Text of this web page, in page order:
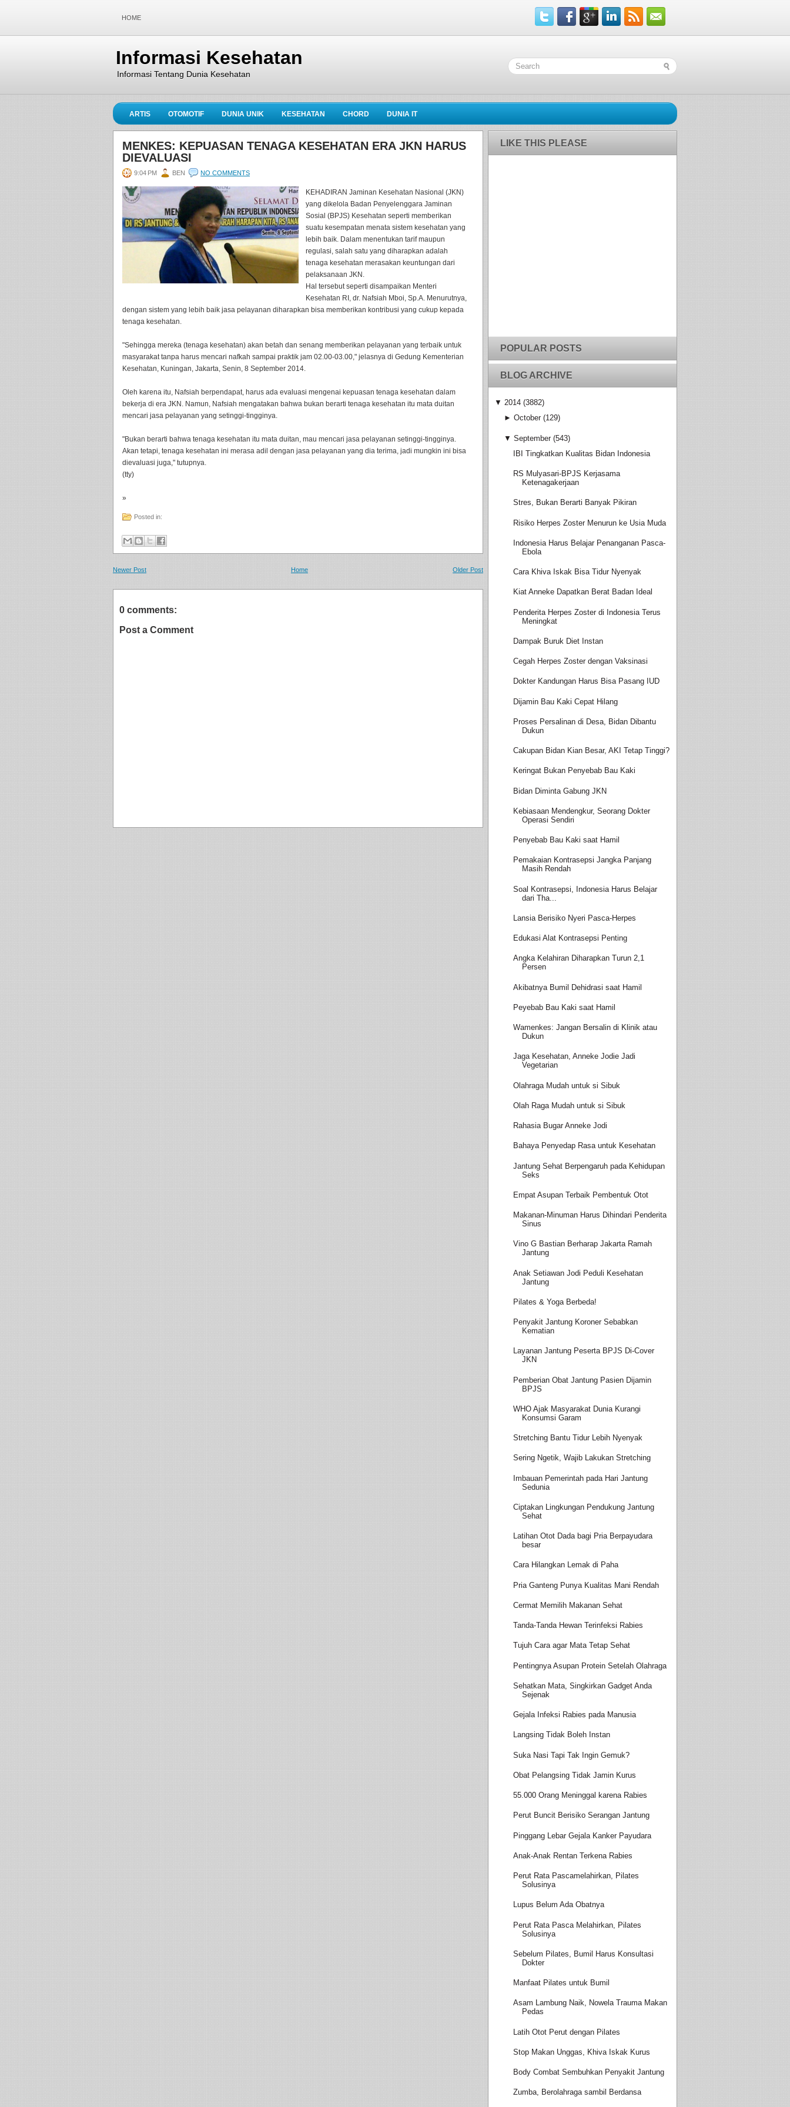
HOME
Informasi Kesehatan
Informasi Tentang Dunia Kesehatan
ARTIS OTOMOTIF DUNIA UNIK KESEHATAN CHORD DUNIA IT
MENKES: KEPUASAN TENAGA KESEHATAN ERA JKN HARUS
DIEVALUASI
9:04 PM BEN NO COMMENTS
KEHADIRAN Jaminan Kesehatan Nasional (JKN)
yang dikelola Badan Penyelenggara Jaminan
Sosial (BPJS) Kesehatan seperti memberikan
suatu kesempatan menata sistem kesehatan yang
lebih baik. Dalam menentukan tarif maupun
regulasi, salah satu yang diharapkan adalah
tenaga kesehatan merasakan keuntungan dari
pelaksanaan JKN.
Hal tersebut seperti disampaikan Menteri
Kesehatan RI, dr. Nafsiah Mboi, Sp.A. Menurutnya,
dengan sistem yang lebih baik jasa pelayanan diharapkan bisa memberikan kontribusi yang cukup kepada
tenaga kesehatan.
"Sehingga mereka (tenaga kesehatan) akan betah dan senang memberikan pelayanan yang terbaik untuk
masyarakat tanpa harus mencari nafkah sampai praktik jam 02.00-03.00," jelasnya di Gedung Kementerian
Kesehatan, Kuningan, Jakarta, Senin, 8 September 2014.
Oleh karena itu, Nafsiah berpendapat, harus ada evaluasi mengenai kepuasan tenaga kesehatan dalam
bekerja di era JKN. Namun, Nafsiah mengatakan bahwa bukan berarti tenaga kesehatan itu mata duitan
mencari jasa pelayanan yang setinggi-tingginya.
"Bukan berarti bahwa tenaga kesehatan itu mata duitan, mau mencari jasa pelayanan setinggi-tingginya.
Akan tetapi, tenaga kesehatan ini merasa adil dengan jasa pelayanan yang dia terima, jadi mungkin ini bisa
dievaluasi juga," tutupnya.
(tty)
»
Posted in:
Newer Post Older Post
Home
0 comments:
Post a Comment
LIKE THIS PLEASE
POPULAR POSTS
BLOG ARCHIVE
▼ 2014 (3882)
► October (129)
▼ September (543)
IBI Tingkatkan Kualitas Bidan Indonesia
RS Mulyasari-BPJS Kerjasama
Ketenagakerjaan
Stres, Bukan Berarti Banyak Pikiran
Risiko Herpes Zoster Menurun ke Usia Muda
Indonesia Harus Belajar Penanganan Pasca-
Ebola
Cara Khiva Iskak Bisa Tidur Nyenyak
Kiat Anneke Dapatkan Berat Badan Ideal
Penderita Herpes Zoster di Indonesia Terus
Meningkat
Dampak Buruk Diet Instan
Cegah Herpes Zoster dengan Vaksinasi
Dokter Kandungan Harus Bisa Pasang IUD
Dijamin Bau Kaki Cepat Hilang
Proses Persalinan di Desa, Bidan Dibantu
Dukun
Cakupan Bidan Kian Besar, AKI Tetap Tinggi?
Keringat Bukan Penyebab Bau Kaki
Bidan Diminta Gabung JKN
Kebiasaan Mendengkur, Seorang Dokter
Operasi Sendiri
Penyebab Bau Kaki saat Hamil
Pemakaian Kontrasepsi Jangka Panjang
Masih Rendah
Soal Kontrasepsi, Indonesia Harus Belajar
dari Tha...
Lansia Berisiko Nyeri Pasca-Herpes
Edukasi Alat Kontrasepsi Penting
Angka Kelahiran Diharapkan Turun 2,1
Persen
Akibatnya Bumil Dehidrasi saat Hamil
Peyebab Bau Kaki saat Hamil
Wamenkes: Jangan Bersalin di Klinik atau
Dukun
Jaga Kesehatan, Anneke Jodie Jadi
Vegetarian
Olahraga Mudah untuk si Sibuk
Olah Raga Mudah untuk si Sibuk
Rahasia Bugar Anneke Jodi
Bahaya Penyedap Rasa untuk Kesehatan
Jantung Sehat Berpengaruh pada Kehidupan
Seks
Empat Asupan Terbaik Pembentuk Otot
Makanan-Minuman Harus Dihindari Penderita
Sinus
Vino G Bastian Berharap Jakarta Ramah
Jantung
Anak Setiawan Jodi Peduli Kesehatan
Jantung
Pilates & Yoga Berbeda!
Penyakit Jantung Koroner Sebabkan
Kematian
Layanan Jantung Peserta BPJS Di-Cover
JKN
Pemberian Obat Jantung Pasien Dijamin
BPJS
WHO Ajak Masyarakat Dunia Kurangi
Konsumsi Garam
Stretching Bantu Tidur Lebih Nyenyak
Sering Ngetik, Wajib Lakukan Stretching
Imbauan Pemerintah pada Hari Jantung
Sedunia
Ciptakan Lingkungan Pendukung Jantung
Sehat
Latihan Otot Dada bagi Pria Berpayudara
besar
Cara Hilangkan Lemak di Paha
Pria Ganteng Punya Kualitas Mani Rendah
Cermat Memilih Makanan Sehat
Tanda-Tanda Hewan Terinfeksi Rabies
Tujuh Cara agar Mata Tetap Sehat
Pentingnya Asupan Protein Setelah Olahraga
Sehatkan Mata, Singkirkan Gadget Anda
Sejenak
Gejala Infeksi Rabies pada Manusia
Langsing Tidak Boleh Instan
Suka Nasi Tapi Tak Ingin Gemuk?
Obat Pelangsing Tidak Jamin Kurus
55.000 Orang Meninggal karena Rabies
Perut Buncit Berisiko Serangan Jantung
Pinggang Lebar Gejala Kanker Payudara
Anak-Anak Rentan Terkena Rabies
Perut Rata Pascamelahirkan, Pilates
Solusinya
Lupus Belum Ada Obatnya
Perut Rata Pasca Melahirkan, Pilates
Solusinya
Sebelum Pilates, Bumil Harus Konsultasi
Dokter
Manfaat Pilates untuk Bumil
Asam Lambung Naik, Nowela Trauma Makan
Pedas
Latih Otot Perut dengan Pilates
Stop Makan Unggas, Khiva Iskak Kurus
Body Combat Sembuhkan Penyakit Jantung
Zumba, Berolahraga sambil Berdansa